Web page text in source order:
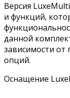
Версия
и функций,
данной
зависимости
опций.
Оснащение